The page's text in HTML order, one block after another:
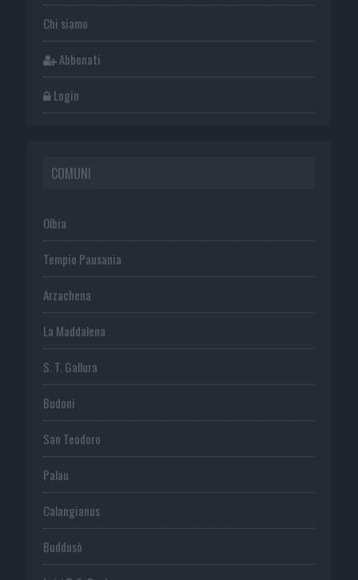
Chi siamo
Abbonati
Login
COMUNI
Olbia
Tempio Pausania
Arzachena
La Maddalena
S. T. Gallura
Budoni
San Teodoro
Palau
Calangianus
Buddusò